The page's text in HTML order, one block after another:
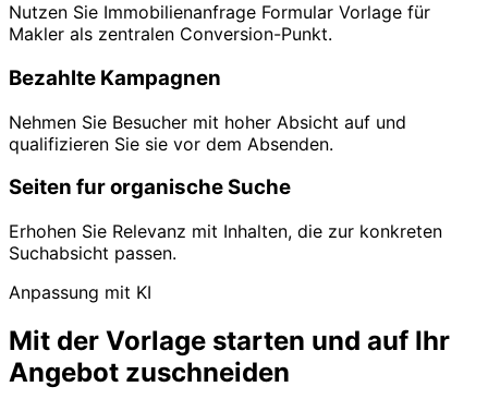
Nutzen Sie Immobilienanfrage Formular Vorlage für
Makler als zentralen Conversion-Punkt.
Bezahlte Kampagnen
Nehmen Sie Besucher mit hoher Absicht auf und
qualifizieren Sie sie vor dem Absenden.
Seiten fur organische Suche
Erhohen Sie Relevanz mit Inhalten, die zur konkreten
Suchabsicht passen.
Anpassung mit KI
Mit der Vorlage starten und auf Ihr
Angebot zuschneiden